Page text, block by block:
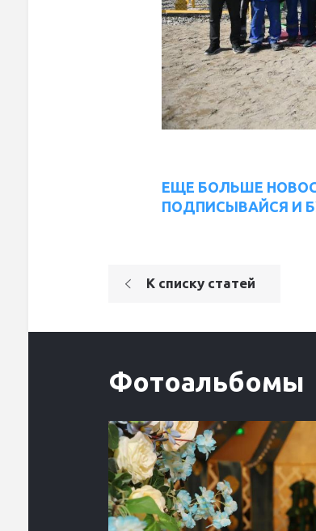
ЕЩЕ БОЛЬШЕ
ПОДПИСЫВАЙСЯ И
К списку статей
Фотоальбомы